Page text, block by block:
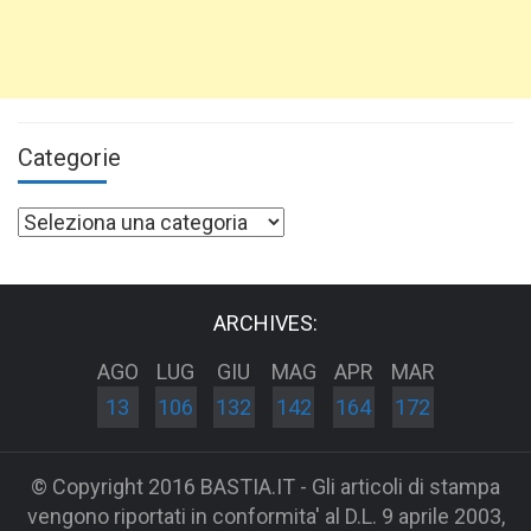
Categorie
Categorie
ARCHIVES:
AGO
13
LUG
106
GIU
132
MAG
142
APR
164
MAR
172
© Copyright 2016 BASTIA.IT - Gli articoli di stampa
vengono riportati in conformita' al D.L. 9 aprile 2003,